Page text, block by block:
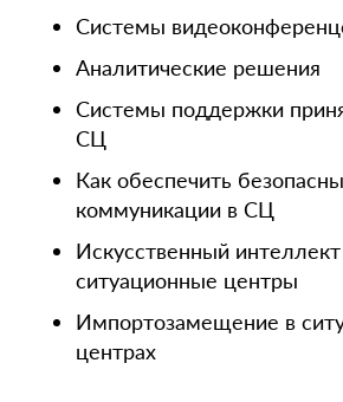
Системы
Аналитические решения
Системы поддержки
СЦ
Как обеспечить
коммуникации в СЦ
Искусственный
ситуационные центры
Импортозамещение в
центрах